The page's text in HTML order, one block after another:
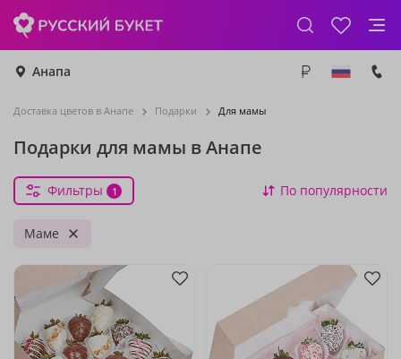
Анапа
Доставка цветов в Анапе Подарки Для мамы
Подарки для мамы в Анапе
Фильтры 1 По популярности
Маме